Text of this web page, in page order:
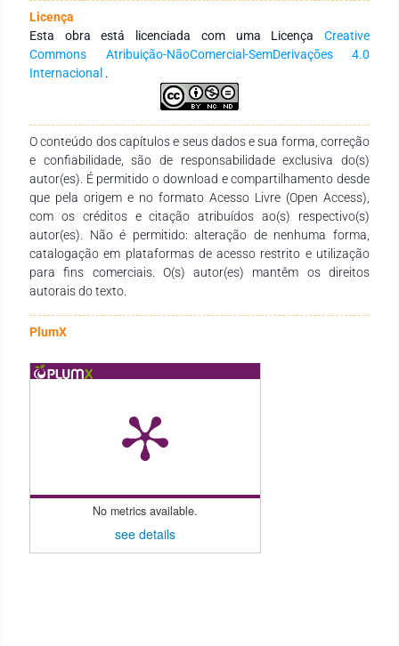
unidade básica de saúde de Belém. O lúdico foi escolhido por
configurar-se como uma metodologia alternativa para o
processo de ensino aprendizagem. A atividade consistiu em
apresentações com dois tipos de materiais: avental de
mamas e uma maquete que demonstrava quatro tipos de
colo de útero. Após a explanação foi ressaltada também a
Hepatites B e C. A atividade teve uma excelente aceitação do
público presente, observado a partir da atenção que foi
demonstrada no momento da apresentação, inclusive com a
participação de algumas mulheres que pediram para tocar
nos materiais. Após a atividade, as pessoas presentes
fizeram a solicitação de testes rápidos – mamografia e
preventivo –evidenciando a boa aceitação do público ao tema
proposto.
Licença
Esta obra está licenciada com uma Licença Creative
Commons Atribuição-NãoComercial-SemDerivações 4.0
Internacional .
O conteúdo dos capítulos e seus dados e sua forma, correção
e confiabilidade, são de responsabilidade exclusiva do(s)
autor(es). É permitido o download e compartilhamento desde
que pela origem e no formato Acesso Livre (Open Access),
com os créditos e citação atribuídos ao(s) respectivo(s)
autor(es). Não é permitido: alteração de nenhuma forma,
catalogação em plataformas de acesso restrito e utilização
para fins comerciais. O(s) autor(es) mantêm os direitos
autorais do texto.
PlumX
No metrics available.
see details